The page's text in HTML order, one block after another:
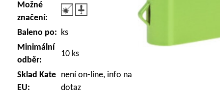
Možné
značení:
Baleno po: ks
Minimální
odběr:
10 ks
Sklad Kate
EU:
není on-line, info na
dotaz